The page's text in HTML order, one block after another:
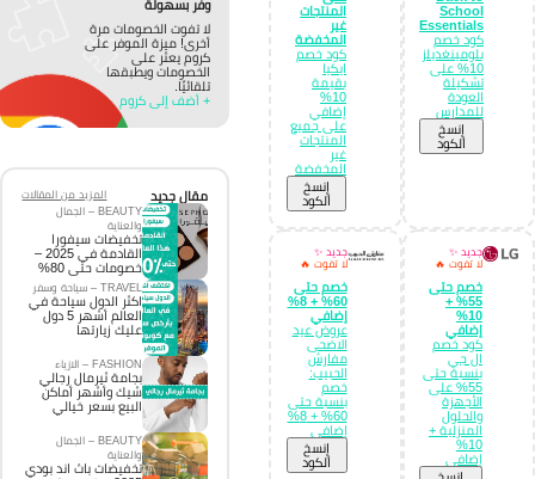
School
Essentials
كود خصم
بلومينغديلز
10% على
تشكيلة
العودة
للمدارس
إِنسخ
الكود
المنتجات
غير
المخفضة
كود خصم
ايكيا
بقيمة
10%
إضافي
على جميع
المنتجات
غير
المخفضة
إِنسخ
الكود
جديد ✨
لا تفوت 🔥
خصم حتى
55% +
10%
إضافي
كود خصم
ال جي
بنسبة حتى
55% على
الأجهزة
والحلول
المنزلية +
10%
إضافي
جديد ✨
لا تفوت 🔥
خصم حتى
60% + 8%
إضافي
عروض عيد
الاضحى
مفارش
الحبيب:
خصم
بنسبة حتى
60% + 8%
إضافي
إِنسخ
الكود
وفّر بسهولة
لا تفوت الخصومات مرة
أخرى! ميزة الموفر على
كروم يعثر على
الخصومات ويطبقها
تلقائيًا.
+ أضف إلى كروم
مقال جديد
المزيد من المقالات
BEAUTY – الجمال
والعناية
تخفيضات سيفورا
القادمة في 2025 –
خصومات حتى 80%
TRAVEL – سياحة وسفر
اكثر الدول سياحة في
العالم أشهر 5 دول
عليك زيارتها
FASHION – الازياء
بجامة ثيرمال رجالي
شيك وأشهر أماكن
البيع بسعر خيالي
BEAUTY – الجمال
والعناية
تخفيضات باث اند بودي